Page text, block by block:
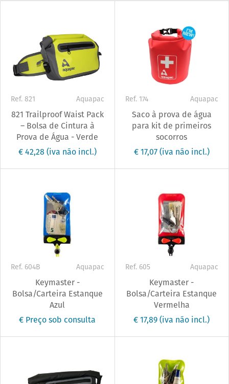
Ref. 821 Aquapac
821 Trailproof Waist Pack
– Bolsa de Cintura à
Prova de Água - Verde
€ 42,28 (iva não incl.)
Ref. 174 Aquapac
Saco à prova de água
para kit de primeiros
socorros
€ 17,07(iva não incl.)
Ref. 604B Aquapac
Keymaster -
Bolsa/Carteira Estanque
Azul
€ Preço sob consulta
Ref. 605 Aquapac
Keymaster -
Bolsa/Carteira Estanque
Vermelha
€ 17,89(iva não incl.)